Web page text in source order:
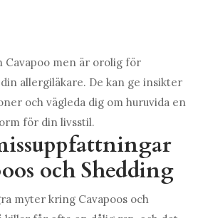
Cavapoo men är orolig för
allergiläkare. De kan ge insikter
och vägleda dig om huruvida en
för din livsstil.
och Shedding
myter kring Cavapoos och